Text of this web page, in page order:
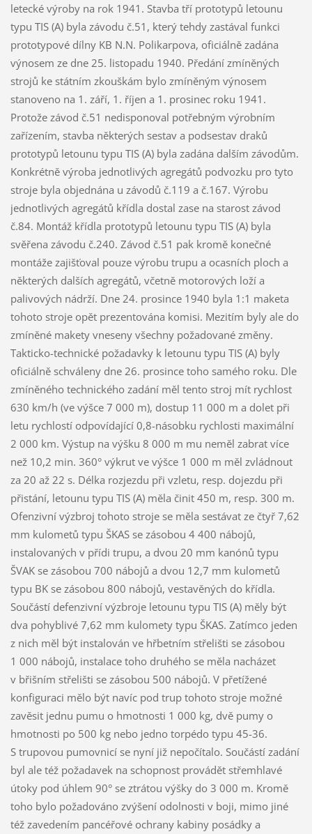
letecké výroby na rok 1941. Stavba tří prototypů letounu
typu TIS (A) byla závodu č.51, který tehdy zastával funkci
prototypové dílny KB N.N. Polikarpova, oficiálně zadána
výnosem ze dne 25. listopadu 1940. Předání zmíněných
strojů ke státním zkouškám bylo zmíněným výnosem
stanoveno na 1. září, 1. říjen a 1. prosinec roku 1941.
Protože závod č.51 nedisponoval potřebným výrobním
zařízením, stavba některých sestav a podsestav draků
prototypů letounu typu TIS (A) byla zadána dalším závodům.
Konkrétně výroba jednotlivých agregátů podvozku pro tyto
stroje byla objednána u závodů č.119 a č.167. Výrobu
jednotlivých agregátů křídla dostal zase na starost závod
č.84. Montáž křídla prototypů letounu typu TIS (A) byla
svěřena závodu č.240. Závod č.51 pak kromě konečné
montáže zajišťoval pouze výrobu trupu a ocasních ploch a
některých dalších agregátů, včetně motorových loží a
palivových nádrží. Dne 24. prosince 1940 byla 1:1 maketa
tohoto stroje opět prezentována komisi. Mezitím byly ale do
zmíněné makety vneseny všechny požadované změny.
Takticko-technické požadavky k letounu typu TIS (A) byly
oficiálně schváleny dne 26. prosince toho samého roku. Dle
zmíněného technického zadání měl tento stroj mít rychlost
630 km/h (ve výšce 7 000 m), dostup 11 000 m a dolet při
letu rychlostí odpovídající 0,8-násobku rychlosti maximální
2 000 km. Výstup na výšku 8 000 m mu neměl zabrat více
než 10,2 min. 360° výkrut ve výšce 1 000 m měl zvládnout
za 20 až 22 s. Délka rozjezdu při vzletu, resp. dojezdu při
přistání, letounu typu TIS (A) měla činit 450 m, resp. 300 m.
Ofenzivní výzbroj tohoto stroje se měla sestávat ze čtyř 7,62
mm kulometů typu ŠKAS se zásobou 4 400 nábojů,
instalovaných v přídi trupu, a dvou 20 mm kanónů typu
ŠVAK se zásobou 700 nábojů a dvou 12,7 mm kulometů
typu BK se zásobou 800 nábojů, vestavěných do křídla.
Součástí defenzivní výzbroje letounu typu TIS (A) měly být
dva pohyblivé 7,62 mm kulomety typu ŠKAS. Zatímco jeden
z nich měl být instalován ve hřbetním střelišti se zásobou
1 000 nábojů, instalace toho druhého se měla nacházet
v břišním střelišti se zásobou 500 nábojů. V přetížené
konfiguraci mělo být navíc pod trup tohoto stroje možné
zavěsit jednu pumu o hmotnosti 1 000 kg, dvě pumy o
hmotnosti po 500 kg nebo jedno torpédo typu 45-36.
S trupovou pumovnicí se nyní již nepočítalo. Součástí zadání
byl ale též požadavek na schopnost provádět střemhlavé
útoky pod úhlem 90° se ztrátou výšky do 3 000 m. Kromě
toho bylo požadováno zvýšení odolnosti v boji, mimo jiné
též zavedením pancéřové ochrany kabiny posádky a